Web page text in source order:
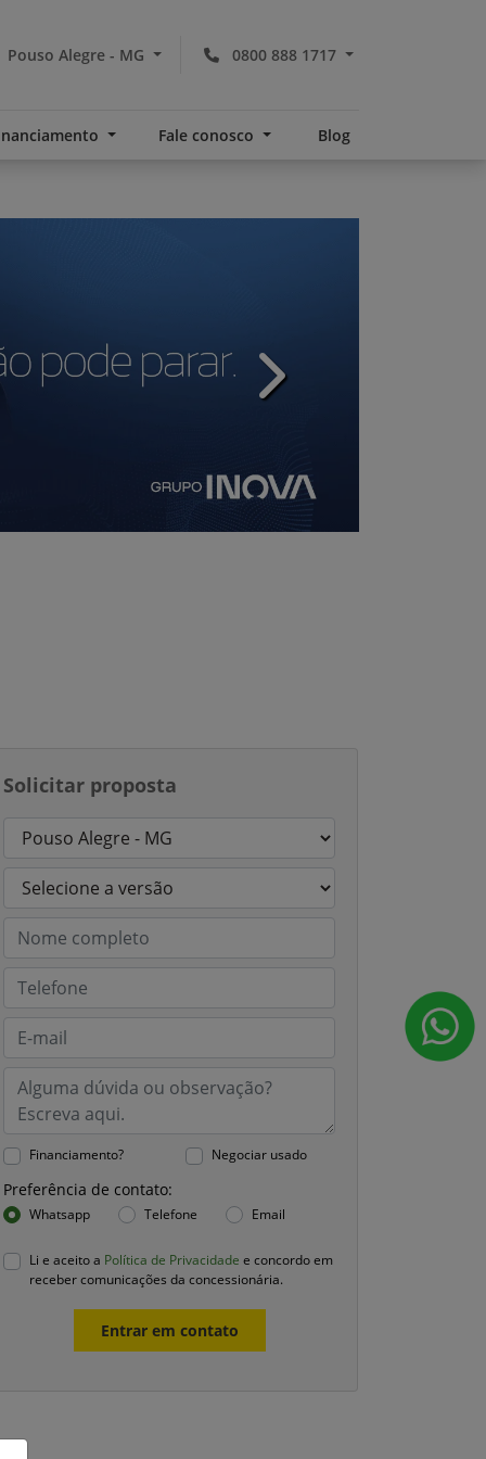
0800 888 1717
Pouso Alegre - MG
Fale conosco Blog
templates.template-
Solicitar proposta
Financiamento? Negociar usado
Preferência de contato:
Whatsapp Telefone Email
Li e aceito a Política de Privacidade e concordo em
receber comunicações da concessionária.
Entrar em contato